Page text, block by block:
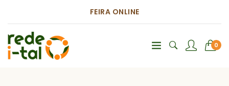
FEIRA ONLINE
0